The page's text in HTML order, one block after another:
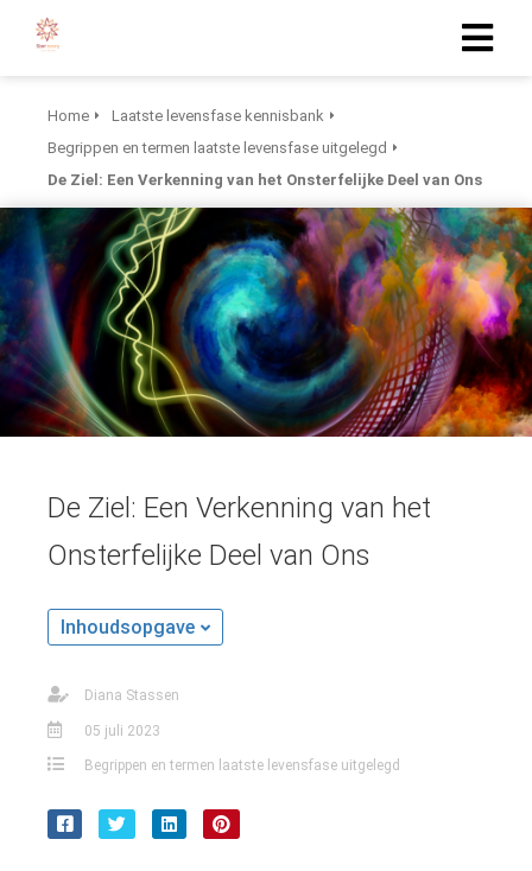
Home
Laatste levensfase kennisbank
Begrippen en termen laatste levensfase uitgelegd
De Ziel: Een Verkenning van het Onsterfelijke Deel van Ons
De Ziel: Een Verkenning van het
Onsterfelijke Deel van Ons
Inhoudsopgave
Diana Stassen
05 juli 2023
Begrippen en termen laatste levensfase uitgelegd